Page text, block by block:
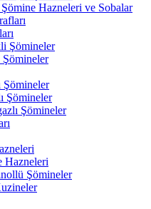
Hazneleri ve Sobalar
Şömineler
Şömineler
Şömineler
Şömineler
Hazneleri
Şömineler